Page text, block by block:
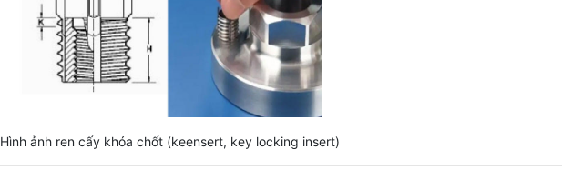
Hình ảnh ren cấy khóa chốt (keensert, key locking insert)